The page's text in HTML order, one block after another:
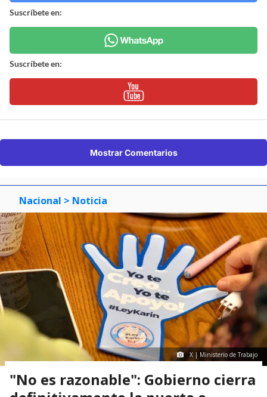
Suscríbete en:
Suscríbete en:
Mostrar Comentarios
Nacional > Noticia
X | Ministerio de Trabajo
"No es razonable": Gobierno cierra